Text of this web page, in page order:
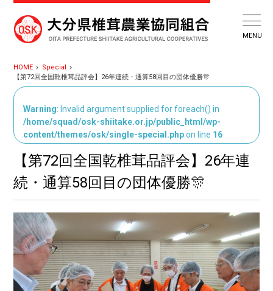
HOME
Special
【第72回全国乾椎茸品評会】26年連続・通算58回目の団体優勝🎊
Warning: Invalid argument supplied for foreach() in
/home/squad/osk-shiitake.or.jp/public_html/wp-
content/themes/osk/single-special.phpon line 16
【第72回全国乾椎茸品評会】26年連
続・通算58回目の団体優勝🎊